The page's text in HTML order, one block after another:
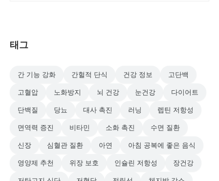
태그
간 기능 강화 간헐적 단식 건강 정보 고단백
고혈압 노화방지 뇌 건강 눈건강 다이어트
단백질 당뇨 대사 촉진 러닝 렙틴 저항성
면역력 증진 비타민 소화 촉진 수면 질환
신장 심혈관 질환 아연 아침 공복에 좋은 음식
영양제 추천 위장 보호 인슐린 저항성 장건강